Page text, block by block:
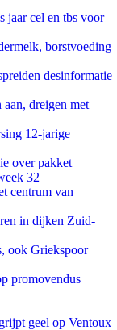
jaar cel en tbs voor
borstvoeding
desinformatie
dreigen met
12-jarige
over pakket
32
centrum van
in dijken Zuid-
ook Griekspoor
promovendus
geel op Ventoux